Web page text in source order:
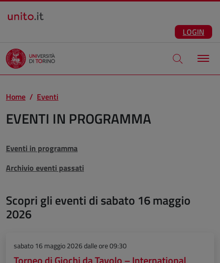
Salta al contenuto principale
LOGIN
Apri modale
Home Eventi
EVENTI IN PROGRAMMA
Eventi in programma
Archivio eventi passati
Scopri gli eventi di sabato 16 maggio
2026
sabato 16 maggio 2026dalle ore 09:30